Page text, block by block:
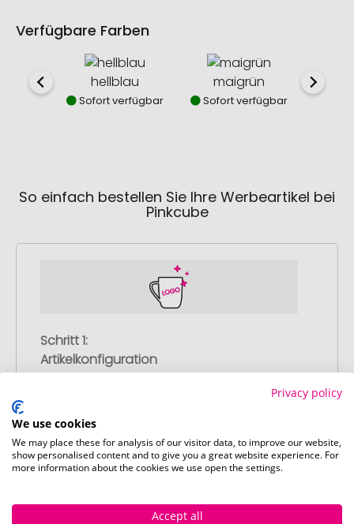
Verfügbare Farben
hellblau
Sofort verfügbar
maigrün
Sofort verfügbar
So einfach bestellen Sie Ihre Werbeartikel bei
Pinkcube
Schritt 1:
Artikelkonfiguration
Wählen Sie Ihre gewünschten
Werbeartikel aus und passen Sie diese
nach Ihren Vorstellungen an.
Anschließend legen Sie die konfigurierten
Artikel in Ihren Warenkorb.
Privacy policy
We use cookies
We may place these for analysis of our visitor data, to improve our website,
show personalised content and to give you a great website experience. For
more information about the cookies we use open the settings.
Accept all